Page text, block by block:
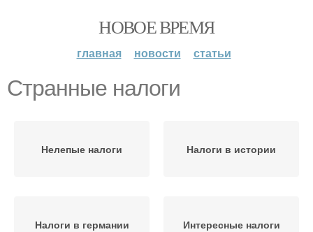
НОВОЕ ВРЕМЯ
главная новости статьи
Странные налоги
Нелепые налоги Налоги в истории
Налоги в германии Интересные налоги